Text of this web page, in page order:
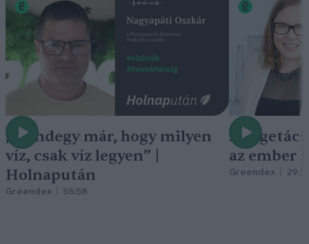
„Mindegy már, hogy milyen
víz, csak víz legyen” |
Holnapután
Greendex 55:58
A
az ember
Greendex